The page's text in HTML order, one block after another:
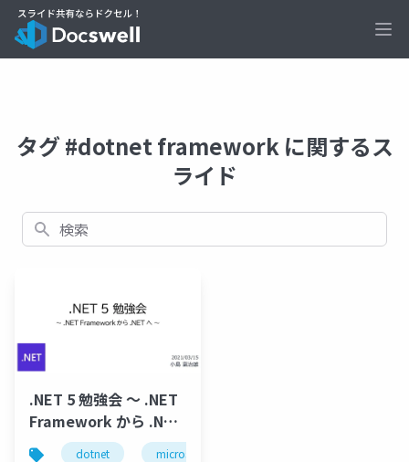
タグ #dotnet framework に関するス
ライド
検索
.NET 5 勉強会 ～ .NET
Framework から .NET
へ ～
dotnet microsoft